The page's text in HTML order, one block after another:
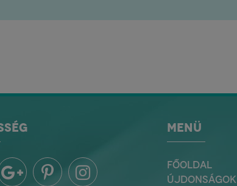
MENÜ
FŐOLDAL
ÚJDONSÁGOK